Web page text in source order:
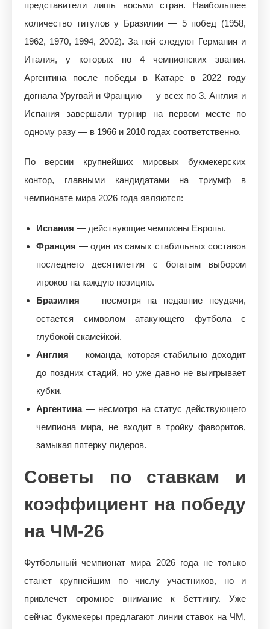
представители лишь восьми стран. Наибольшее
количество титулов у Бразилии — 5 побед (1958,
1962, 1970, 1994, 2002). За ней следуют Германия и
Италия, у которых по 4 чемпионских звания.
Аргентина после победы в Катаре в 2022 году
догнала Уругвай и Францию — у всех по 3. Англия и
Испания завершали турнир на первом месте по
одному разу — в 1966 и 2010 годах соответственно.
По версии крупнейших мировых букмекерских
контор, главными кандидатами на триумф в
чемпионате мира 2026 года являются:
Испания — действующие чемпионы Европы.
Франция — один из самых стабильных составов
последнего десятилетия с богатым выбором
игроков на каждую позицию.
Бразилия — несмотря на недавние неудачи,
остается символом атакующего футбола с
глубокой скамейкой.
Англия — команда, которая стабильно доходит
до поздних стадий, но уже давно не выигрывает
кубки.
Аргентина— несмотря на статус действующего
чемпиона мира, не входит в тройку фаворитов,
замыкая пятерку лидеров.
Советы по ставкам и
коэффициент на победу
на ЧМ-26
Футбольный чемпионат мира 2026 года не только
станет крупнейшим по числу участников, но и
привлечет огромное внимание к беттингу. Уже
сейчас букмекеры предлагают линии ставок на ЧМ,